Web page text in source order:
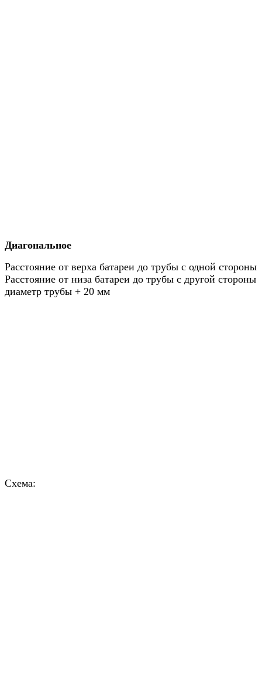
Диагональное
Расстояние от верха батареи до трубы с одной стороны
Расстояние от низа батареи до трубы с другой стороны
диаметр трубы + 20 мм
Схема: